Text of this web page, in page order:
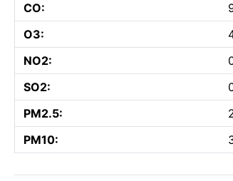
CO:
O3:
NO2:
SO2:
PM2.5:
PM10: